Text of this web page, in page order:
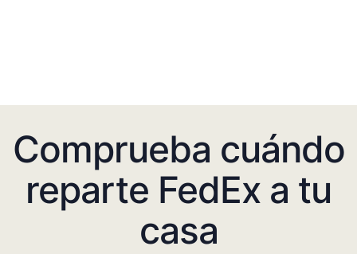
Comprueba cuándo
reparte FedEx a tu
casa